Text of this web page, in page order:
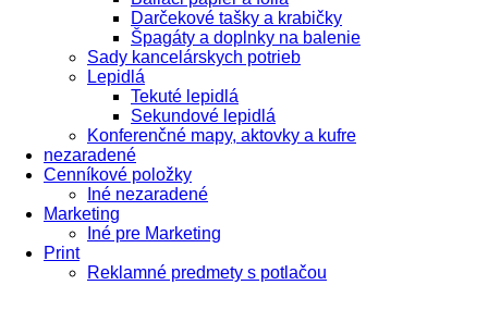
Darčekové tašky a krabičky
Špagáty a doplnky na balenie
Sady kancelárskych potrieb
Lepidlá
Tekuté lepidlá
Sekundové lepidlá
Konferenčné mapy, aktovky a kufre
nezaradené
Cenníkové položky
Iné nezaradené
Marketing
Iné pre Marketing
Print
Reklamné predmety s potlačou